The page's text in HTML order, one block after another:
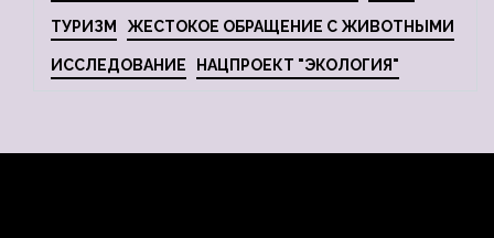
ТУРИЗМ ЖЕСТОКОЕ ОБРАЩЕНИЕ С ЖИВОТНЫМИ
ИССЛЕДОВАНИЕ НАЦПРОЕКТ "ЭКОЛОГИЯ"